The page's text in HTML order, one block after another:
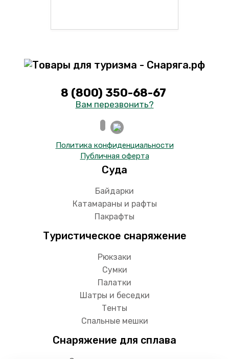
8 (800) 350-68-67
Вам перезвонить?
Политика конфиденциальности
Публичная оферта
Суда
Байдарки
Катамараны и рафты
Пакрафты
Туристическое снаряжение
Рюкзаки
Сумки
Палатки
Шатры и беседки
Тенты
Спальные мешки
Снаряжение для сплава